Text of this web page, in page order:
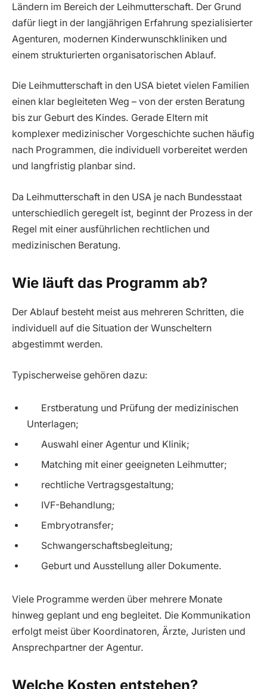
Ländern im Bereich der Leihmutterschaft. Der Grund
dafür liegt in der langjährigen Erfahrung spezialisierter
Agenturen, modernen Kinderwunschkliniken und
einem strukturierten organisatorischen Ablauf.
Die Leihmutterschaft in den USA bietet vielen Familien
einen klar begleiteten Weg – von der ersten Beratung
bis zur Geburt des Kindes. Gerade Eltern mit
komplexer medizinischer Vorgeschichte suchen häufig
nach Programmen, die individuell vorbereitet werden
und langfristig planbar sind.
Da Leihmutterschaft in den USA je nach Bundesstaat
unterschiedlich geregelt ist, beginnt der Prozess in der
Regel mit einer ausführlichen rechtlichen und
medizinischen Beratung.
Wie läuft das Programm ab?
Der Ablauf besteht meist aus mehreren Schritten, die
individuell auf die Situation der Wunscheltern
abgestimmt werden.
Typischerweise gehören dazu:
Erstberatung und Prüfung der medizinischen
Unterlagen;
Auswahl einer Agentur und Klinik;
Matching mit einer geeigneten Leihmutter;
rechtliche Vertragsgestaltung;
IVF-Behandlung;
Embryotransfer;
Schwangerschaftsbegleitung;
Geburt und Ausstellung aller Dokumente.
Viele Programme werden über mehrere Monate
hinweg geplant und eng begleitet. Die Kommunikation
erfolgt meist über Koordinatoren, Ärzte, Juristen und
Ansprechpartner der Agentur.
Welche Kosten entstehen?